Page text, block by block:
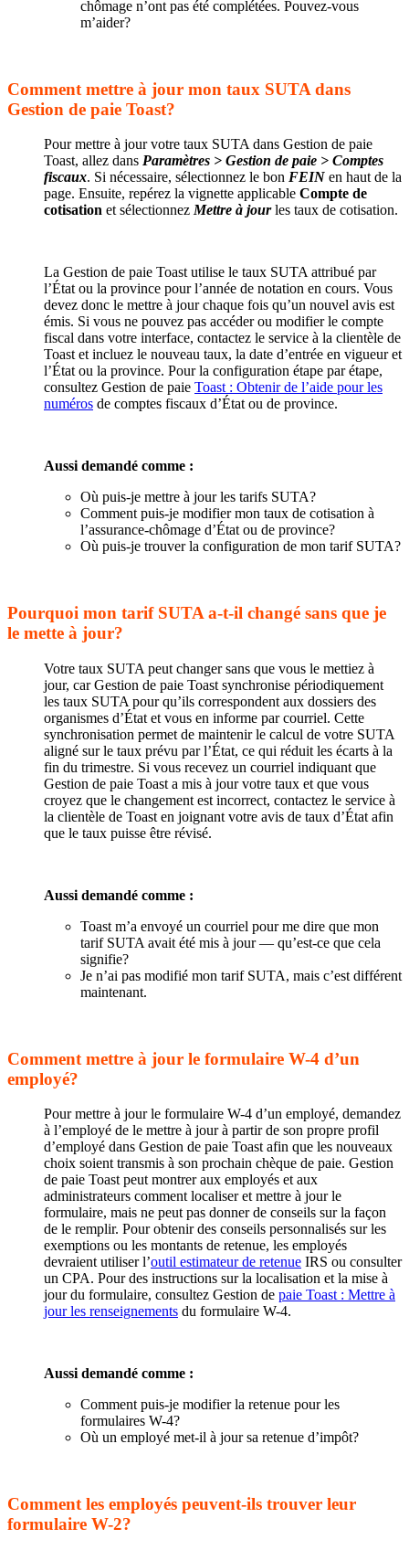
chômage n’ont pas été complétées. Pouvez-vous
m’aider?
Comment mettre à jour mon taux SUTA dans
Gestion de paie Toast?
Pour mettre à jour votre taux SUTA dans Gestion de paie
Toast, allez dans Paramètres > Gestion de paie > Comptes
fiscaux. Si nécessaire, sélectionnez le bon FEIN en haut de la
page. Ensuite, repérez la vignette applicable Compte de
cotisation et sélectionnezMettre à jourles taux de cotisation.
La Gestion de paie Toast utilise le taux SUTA attribué par
l’État ou la province pour l’année de notation en cours. Vous
devez donc le mettre à jour chaque fois qu’un nouvel avis est
émis. Si vous ne pouvez pas accéder ou modifier le compte
fiscal dans votre interface, contactez le service à la clientèle de
Toast et incluez le nouveau taux, la date d’entrée en vigueur et
l’État ou la province. Pour la configuration étape par étape,
consultez Gestion de paie Toast : Obtenir de l’aide pour les
numéros de comptes fiscaux d’État ou de province.
Aussi demandé comme :
Où puis-je mettre à jour les tarifs SUTA?
Comment puis-je modifier mon taux de cotisation à
l’assurance-chômage d’État ou de province?
Où puis-je trouver la configuration de mon tarif SUTA?
Pourquoi mon tarif SUTA a-t-il changé sans que je
le mette à jour?
Votre taux SUTA peut changer sans que vous le mettiez à
jour, car Gestion de paie Toast synchronise périodiquement
les taux SUTA pour qu’ils correspondent aux dossiers des
organismes d’État et vous en informe par courriel. Cette
synchronisation permet de maintenir le calcul de votre SUTA
aligné sur le taux prévu par l’État, ce qui réduit les écarts à la
fin du trimestre. Si vous recevez un courriel indiquant que
Gestion de paie Toast a mis à jour votre taux et que vous
croyez que le changement est incorrect, contactez le service à
la clientèle de Toast en joignant votre avis de taux d’État afin
que le taux puisse être révisé.
Aussi demandé comme :
Toast m’a envoyé un courriel pour me dire que mon
tarif SUTA avait été mis à jour — qu’est-ce que cela
signifie?
Je n’ai pas modifié mon tarif SUTA, mais c’est différent
maintenant.
Comment mettre à jour le formulaire W-4 d’un
employé?
Pour mettre à jour le formulaire W-4 d’un employé, demandez
à l’employé de le mettre à jour à partir de son propre profil
d’employé dans Gestion de paie Toast afin que les nouveaux
choix soient transmis à son prochain chèque de paie. Gestion
de paie Toast peut montrer aux employés et aux
administrateurs comment localiser et mettre à jour le
formulaire, mais ne peut pas donner de conseils sur la façon
de le remplir. Pour obtenir des conseils personnalisés sur les
exemptions ou les montants de retenue, les employés
devraient utiliser l’outil estimateur de retenue IRS ou consulter
un CPA. Pour des instructions sur la localisation et la mise à
jour du formulaire, consultez Gestion de paie Toast : Mettre à
jour les renseignements du formulaire W-4.
Aussi demandé comme :
Comment puis-je modifier la retenue pour les
formulaires W-4?
Où un employé met-il à jour sa retenue d’impôt?
Comment les employés peuvent-ils trouver leur
formulaire W-2?